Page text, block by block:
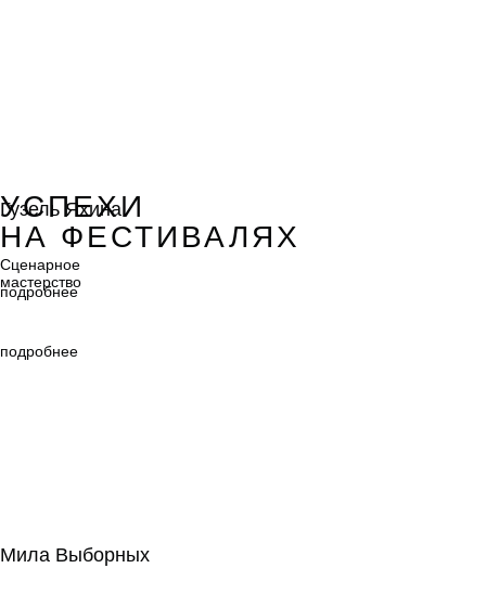
подробнее
подробнее
Гузель Яхина
Сценарное
мастерство
Сценарное
мастерство
Мила Выборных
УСПЕХИ
НА ФЕСТИВАЛЯХ